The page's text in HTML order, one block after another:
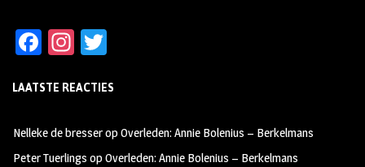
Fa
b
oo
k
In
ag
m
tt
LAATSTE REACTIES
Nelleke de bresseropOverleden: Annie Bolenius – Berkelmans
Peter Tuerlings opOverleden: Annie Bolenius – Berkelmans